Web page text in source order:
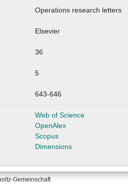
Operations research letters
Elsevier
36
5
643-646
Web of Science
OpenAlex
Scopus
Dimensions
Gemeinschaft